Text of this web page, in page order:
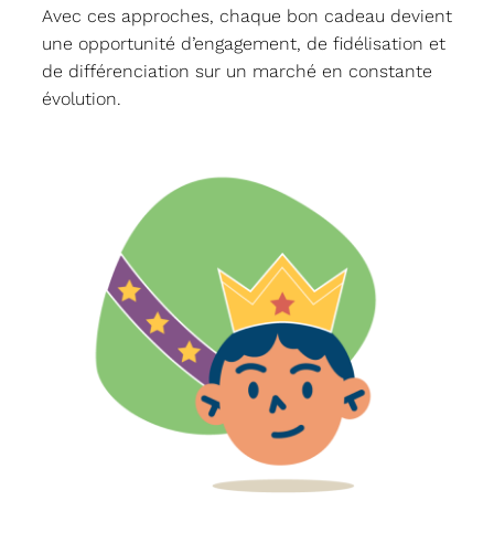
Avec ces approches, chaque bon cadeau devient
une opportunité d’engagement, de fidélisation et
de différenciation sur un marché en constante
évolution.